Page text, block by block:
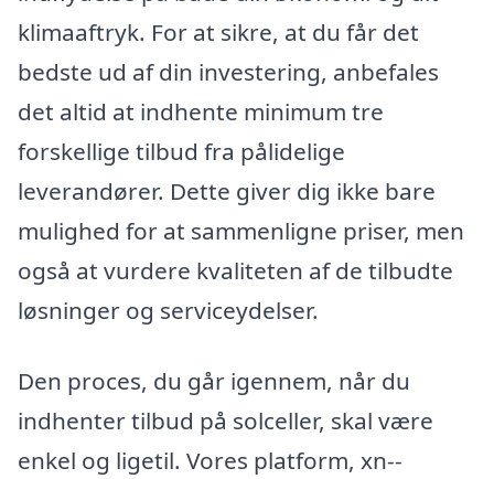
klimaaftryk. For at sikre, at du får det
bedste ud af din investering, anbefales
det altid at indhente minimum tre
forskellige tilbud fra pålidelige
leverandører. Dette giver dig ikke bare
mulighed for at sammenligne priser, men
også at vurdere kvaliteten af de tilbudte
løsninger og serviceydelser.
Den proces, du går igennem, når du
indhenter tilbud på solceller, skal være
enkel og ligetil. Vores platform, xn--